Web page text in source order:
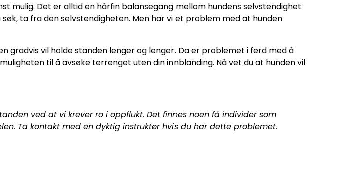
mulig. Det er alltid en hårfin balansegang mellom hundens selvstendighet
ta fra den selvstendigheten. Men har vi et problem med at hunden
gradvis vil holde standen lenger og lenger. Da er problemet i ferd med å
til å avsøke terrenget uten din innblanding. Nå vet du at hunden vil
ved at vi krever ro i oppflukt. Det finnes noen få individer som
Ta kontakt med en dyktig instruktør hvis du har dette problemet.